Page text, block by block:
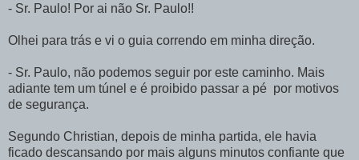
- Sr. Paulo! Por ai não Sr. Paulo!!
Olhei para trás e vi o guia correndo em minha direção.
- Sr. Paulo, não podemos seguir por este caminho. Mais
adiante tem um túnel e é proibido passar a pé por motivos
de segurança.
Segundo Christian, depois de minha partida, ele havia
ficado descansando por mais alguns minutos confiante que